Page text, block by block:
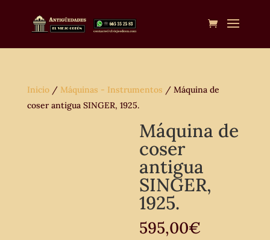
Inicio/ Máquinas - Instrumentos / Máquina de
coser antigua SINGER, 1925.
Máquina de
coser
antigua
SINGER,
1925.
595,00€